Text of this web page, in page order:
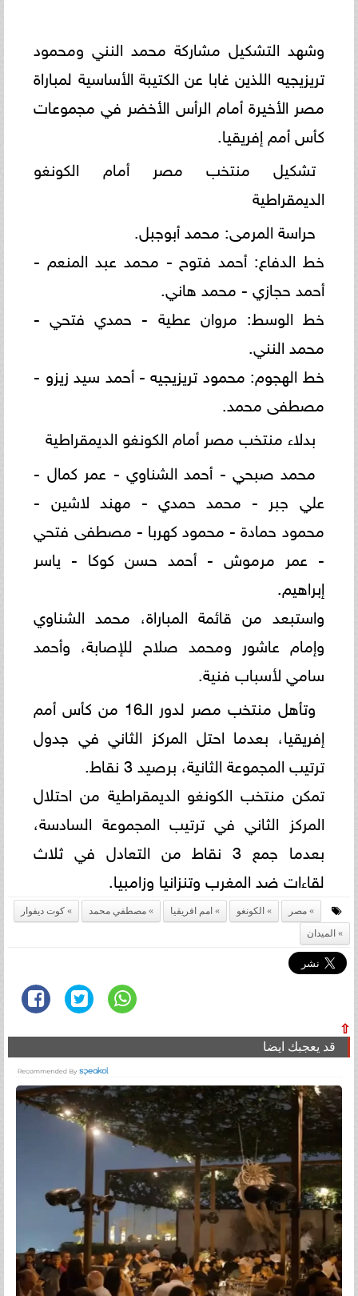
وشهد التشكيل مشاركة محمد النني ومحمود
تريزيجيه اللذين غابا عن الكتيبة الأساسية لمباراة
مصر الأخيرة أمام الرأس الأخضر في مجموعات
كأس أمم إفريقيا.
تشكيل منتخب مصر أمام الكونغو
الديمقراطية
حراسة المرمى: محمد أبوجبل.
خط الدفاع: أحمد فتوح - محمد عبد المنعم -
أحمد حجازي - محمد هاني.
خط الوسط: مروان عطية - حمدي فتحي -
محمد النني.
خط الهجوم: محمود تريزيجيه - أحمد سيد زيزو -
مصطفى محمد.
بدلاء منتخب مصر أمام الكونغو الديمقراطية
محمد صبحي - أحمد الشناوي - عمر كمال -
علي جبر - محمد حمدي - مهند لاشين -
محمود حمادة - محمود كهربا - مصطفى فتحي
- عمر مرموش - أحمد حسن كوكا - ياسر
إبراهيم.
واستبعد من قائمة المباراة، محمد الشناوي
وإمام عاشور ومحمد صلاح للإصابة، وأحمد
سامي لأسباب فنية.
وتأهل منتخب مصر لدور الـ16 من كأس أمم
إفريقيا، بعدما احتل المركز الثاني في جدول
ترتيب المجموعة الثانية، برصيد 3 نقاط.
تمكن منتخب الكونغو الديمقراطية من احتلال
المركز الثاني في ترتيب المجموعة السادسة،
بعدما جمع 3 نقاط من التعادل في ثلاث
لقاءات ضد المغرب وتنزانيا وزامبيا.
مصر الكونغو امم افريقيا مصطفي محمد
كوت ديفوار
الميدان
⇧
قد يعجبك ايضا